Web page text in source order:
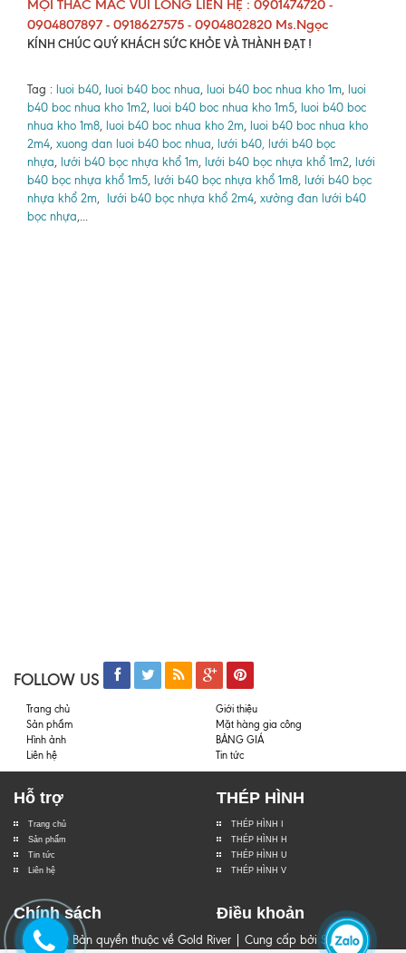
MỌI THẮC MẮC VUI LÒNG LIÊN HỆ : 0901474720 -
0904807897 - 0918627575 - 0904802820 Ms.Ngọc
KÍNH CHÚC QUÝ KHÁCH SỨC KHỎE VÀ THÀNH ĐẠT !
Tag : luoi b40, luoi b40 boc nhua, luoi b40 boc nhua kho 1m, luoi
b40 boc nhua kho 1m2, luoi b40 boc nhua kho 1m5, luoi b40 boc
nhua kho 1m8, luoi b40 boc nhua kho 2m, luoi b40 boc nhua kho
2m4, xuong dan luoi b40 boc nhua, lưới b40, lưới b40 bọc
nhựa, lưới b40 bọc nhựa khổ 1m, lưới b40 bọc nhựa khổ 1m2, lưới
b40 bọc nhựa khổ 1m5, lưới b40 bọc nhựa khổ 1m8, lưới b40 bọc
nhựa khổ 2m, lưới b40 bọc nhựa khổ 2m4, xưởng đan lưới b40
bọc nhựa,...
FOLLOW US
Trang chủ
Giới thiệu
Sản phẩm
Mặt hàng gia công
Hình ảnh
BẢNG GIÁ
Liên hệ
Tin tức
Hỗ trợ
Trang chủ
Sản phẩm
Tin tức
Liên hệ
THÉP HÌNH
THÉP HÌNH I
THÉP HÌNH H
THÉP HÌNH U
THÉP HÌNH V
Chính sách Điều khoản
© Bản quyền thuộc về Gold River | Cung cấp bởi Sapo